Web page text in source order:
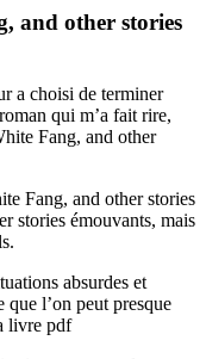
and other stories
a choisi de terminer
qui m’a fait rire,
Fang, and other
Fang, and other stories
stories émouvants, mais
absurdes et
l’on peut presque
livre pdf